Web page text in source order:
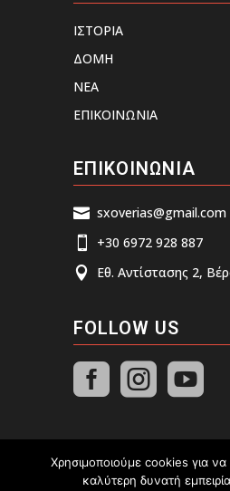
ΙΣΤΟΡΙΑ
ΔΟΜΗ
ΝΕΑ
ΕΠΙΚΟΙΝΩΝΙΑ
ΕΠΙΚΟΙΝΩΝΙΑ
 sxoverias@gmail.com
 +30 6972 928 887
 Εθ. Αντίστασης 2,
FOLLOW US
  
Σύλλογος Χιονοδρόμων - Ορειβατών
Χρησιμοποιούμε cookies για
καλύτερη δυνατή